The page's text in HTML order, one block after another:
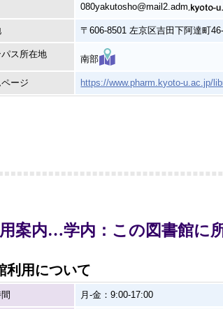
080yakutosho@mail2.adm
〒606-8501 左京区吉田下阿達町
ス所在地 南部
ージ https://www.pharm.kyoto-u.ac.jp/
案内…学内：この図書館に
利用について
月-金：9:00-17:00